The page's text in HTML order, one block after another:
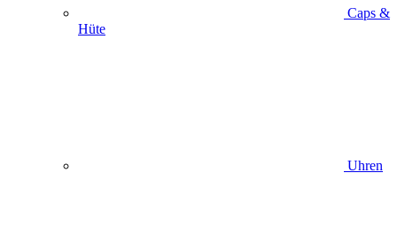
Caps &
Hüte
Uhren